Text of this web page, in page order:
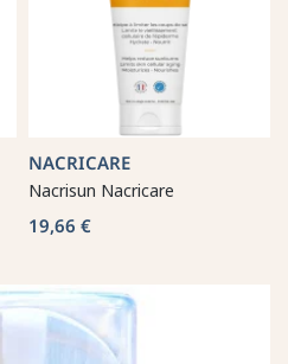
NACRICARE
Nacrisun Nacricare
19,66 €